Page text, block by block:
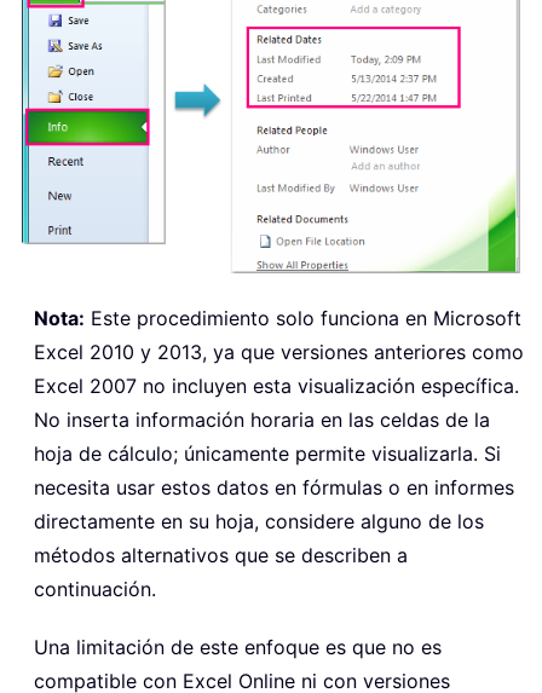
Nota: Este procedimiento solo funciona en Microsoft
Excel 2010 y 2013, ya que versiones anteriores como
Excel 2007 no incluyen esta visualización específica.
No inserta información horaria en las celdas de la
hoja de cálculo; únicamente permite visualizarla. Si
necesita usar estos datos en fórmulas o en informes
directamente en su hoja, considere alguno de los
métodos alternativos que se describen a
continuación.
Una limitación de este enfoque es que no es
compatible con Excel Online ni con versiones